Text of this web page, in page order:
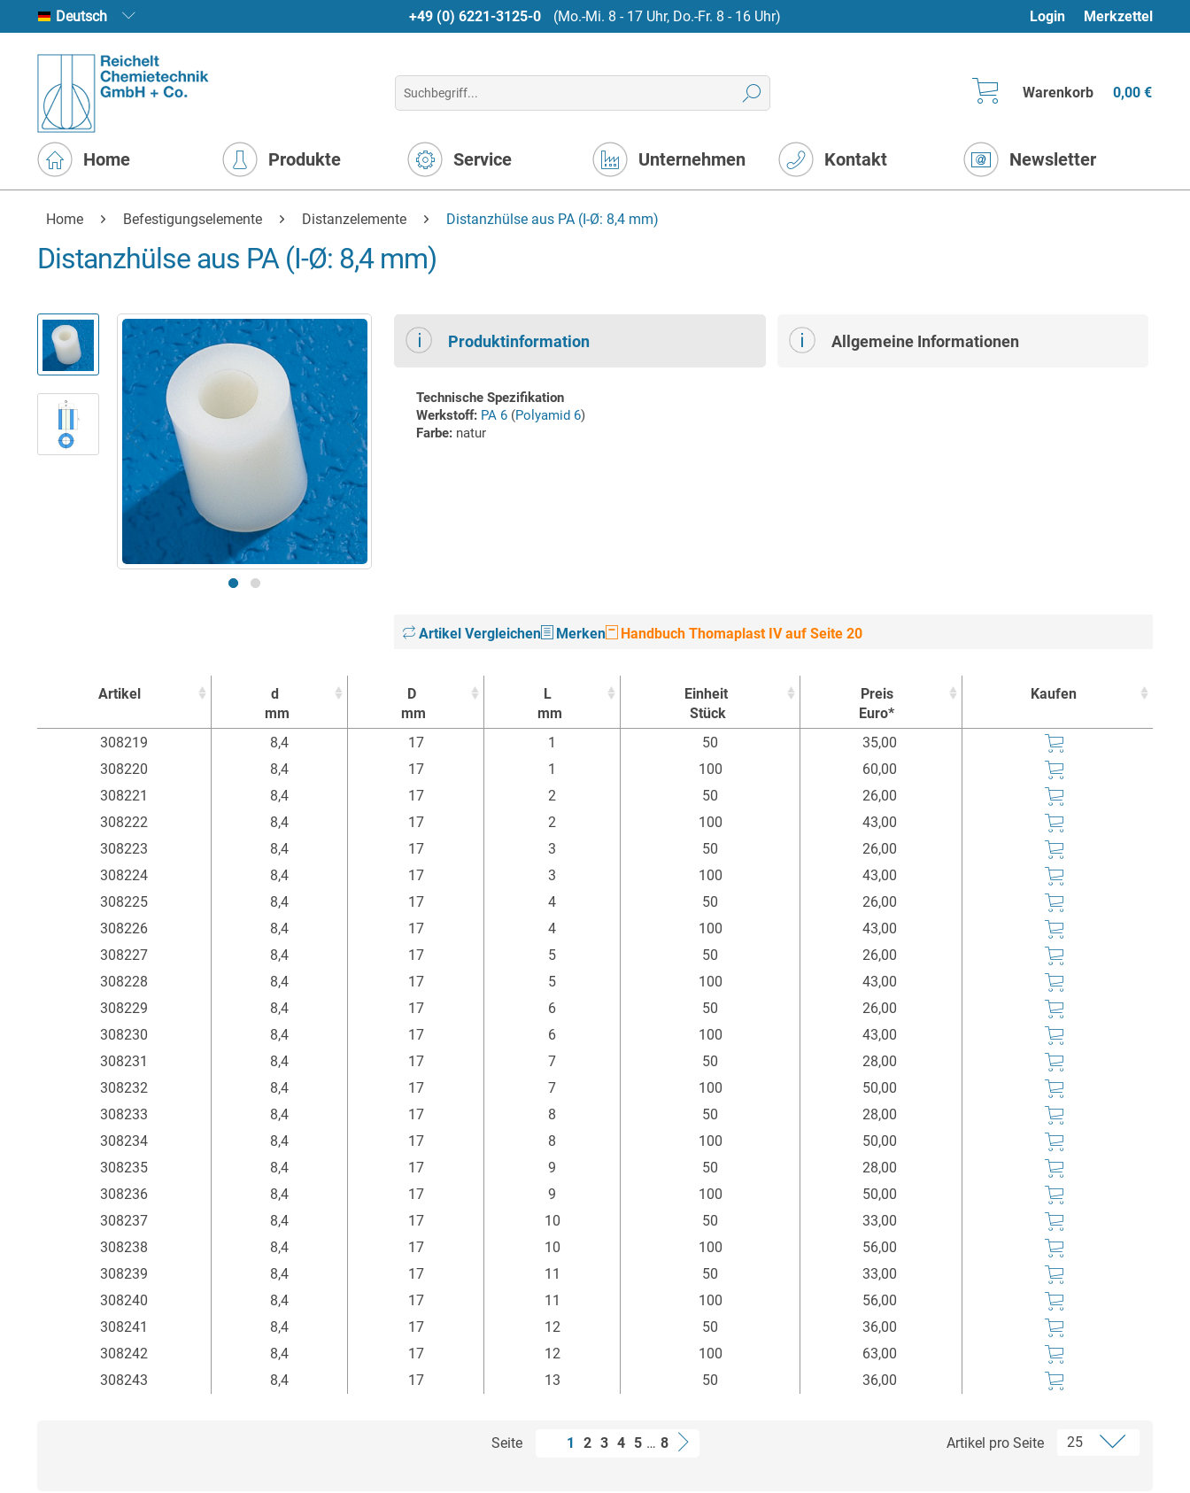
Deutsch +49 (0) 6221-3125-0 (Mo.-Mi. 8 - 17 Uhr, Do.-Fr. 8 - 16 Uhr) Login Merkzettel
Warenkorb 0,00 €
Home Produkte Service Unternehmen Kontakt Newsletter
Home Befestigungselemente Distanzelemente Distanzhülse aus PA (I-Ø: 8,4 mm)
Distanzhülse aus PA (I-Ø: 8,4 mm)
Produktinformation Allgemeine Informationen
Technische Spezifikation
Werkstoff: PA 6 (Polyamid 6)
Farbe: natur
Artikel Vergleichen Merken Handbuch Thomaplast IV auf Seite 20
Artikel
d
mm
D
mm
L
mm
Einheit
Stück
Preis
Euro*
Kaufen
Artikel
d
D
L
Einheit
Preis
Kaufen
308219 8,4 17 1 50
35,00
308220
8,4 17 1 100
60,00
308221
8,4 17 2 50
26,00
308222
8,4 17 2 100
43,00
308223
8,4 17 3 50
26,00
308224
8,4 17 3 100
43,00
308225
8,4 17 4 50
26,00
308226
8,4 17 4 100
43,00
308227
8,4 17 5 50
26,00
308228
8,4 17 5 100
43,00
308229
8,4 17 6 50
26,00
308230
8,4 17 6 100
43,00
308231
8,4 17 7 50
28,00
308232
8,4 17 7 100
50,00
308233
8,4 17 8 50
28,00
308234
8,4 17 8 100
50,00
308235
8,4 17 9 50
28,00
308236
8,4 17 9 100
50,00
308237
8,4 17 10 50
33,00
308238
8,4 17 10 100
56,00
308239
8,4 17 11 50
33,00
308240
8,4 17 11 100
56,00
308241
8,4 17 12 50
36,00
308242
8,4 17 12 100
63,00
308243
8,4 17 13 50 36,00
Seite 1 2 3 4 5 … 8 Artikel pro Seite